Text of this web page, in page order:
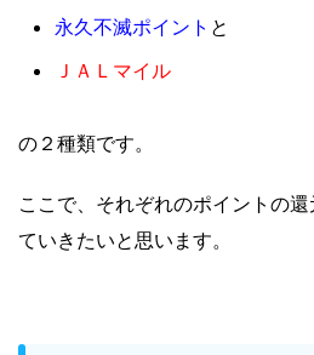
永久不滅ポイント と
ＪＡＬマイル
の２種類です。
ここで、それぞれのポイントの
ていきたいと思います。